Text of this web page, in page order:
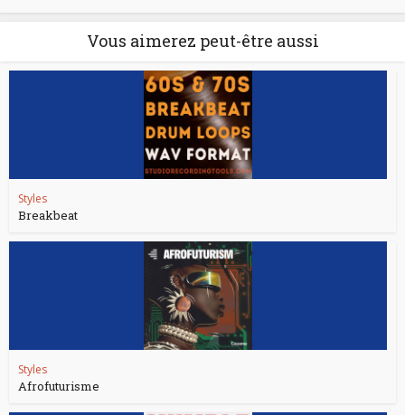
Vous aimerez peut-être aussi
Styles
Breakbeat
Styles
Afrofuturisme